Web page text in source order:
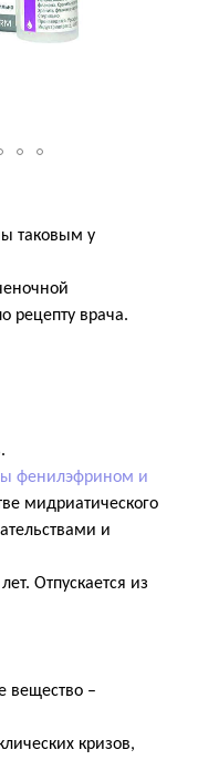
таковым у
рецепту врача.
фенилэфрином и
мидриатического
и
Отпускается из
вещество –
кризов,